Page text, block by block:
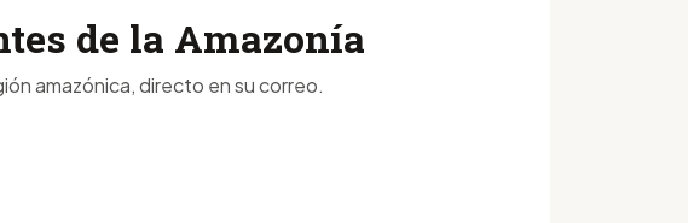
de la Amazonía
amazónica, directo en su correo.